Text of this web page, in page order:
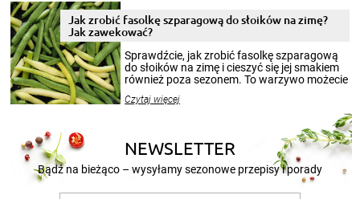
pełni poczuć atmosferę cieplejszych
miesięcy. Przygotowanie słoików ze
smakowitą zawartością musi obejmować
patenty, które pozwolą zachować świeżość
przetworów.
Jak zrobić fasolkę szparagową do słoików na zimę?
Jak zawekować?
Sprawdźcie, jak zrobić fasolkę szparagową
do słoików na zimę i cieszyć się jej smakiem
również poza sezonem. To warzywo możecie
nasze propozycje!
Czytaj więcej
NEWSLETTER
Bądź na bieżąco – wysyłamy sezonowe przepisy i porady